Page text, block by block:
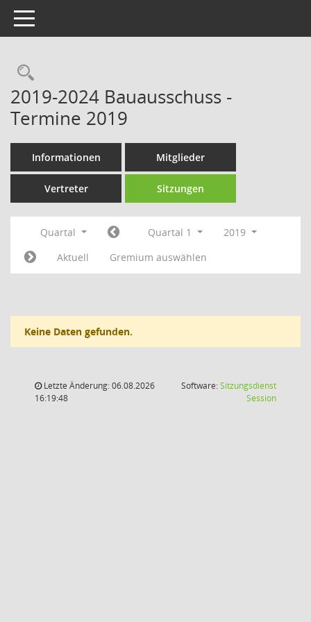
Toggle navigation
Rechercheauswahl
2019-2024 Bauausschuss -
Termine 2019
Informationen Mitglieder
Vertreter Sitzungen
Quartal Quartal 1
2019
Aktuell
Gremium auswählen
Keine Daten gefunden.
Letzte Änderung: 06.08.2026
16:19:48
Software:Sitzungsdienst
Session(Wird in